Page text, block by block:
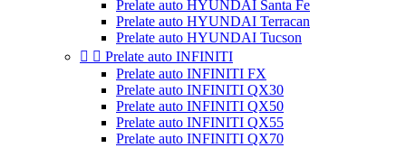
Prelate auto HYUNDAI Santa Fe
Prelate auto HYUNDAI Terracan
Prelate auto HYUNDAI Tucson
  Prelate auto INFINITI
Prelate auto INFINITI FX
Prelate auto INFINITI QX30
Prelate auto INFINITI QX50
Prelate auto INFINITI QX55
Prelate auto INFINITI QX70